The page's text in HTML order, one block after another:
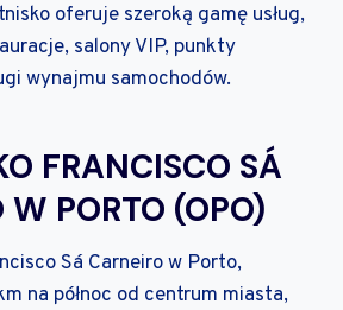
oferuje szeroką gamę usług,
salony VIP, punkty
wynajmu samochodów.
FRANCISCO SÁ
W PORTO (OPO)
Sá Carneiro w Porto,
na północ od centrum miasta,